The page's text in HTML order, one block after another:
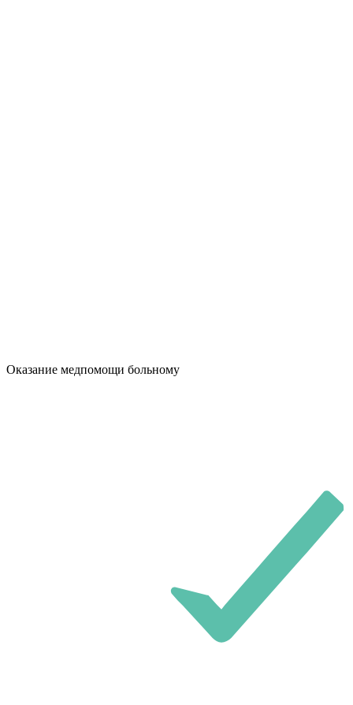
Оказание медпомощи больному